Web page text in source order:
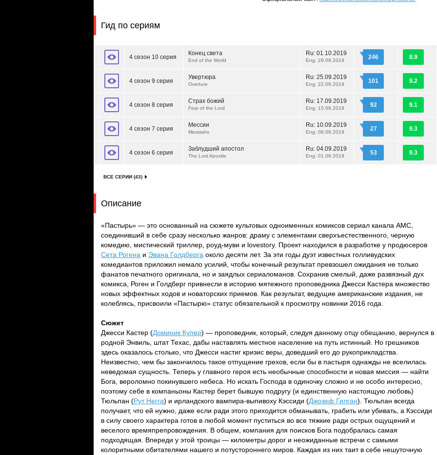
Гид по сериям
4 сезон 10 серия
Конец света
End of the World
Ru: 01.10.2019
Eng: 29.09.2019 246 8.9
4 сезон 9 серия
Увертюра
Overture
Ru: 25.09.2019
Eng: 22.09.2019 101 9.2
4 сезон 8 серия
Страх божий
Fear of the Lord
Ru: 17.09.2019
Eng: 15.09.2019 92 9.1
4 сезон 7 серия
Мессии
Messiahs
Ru: 10.09.2019
Eng: 08.09.2019 27 9.3
4 сезон 6 серия
Заблудший апостол
The Lost Apostle
Ru: 04.09.2019
Eng: 01.09.2019 53 9.3
ВСЕ СЕРИИ (43)
Описание
«Пастырь» — это основанный на сюжете культовых одноименных комиксов сериал канала AMC,
соединивший в себе сразу несколько жанров: драму с элементами сверхъестественного, черную
комедию, мистический триллер, роуд-муви и lovestory. Проект находился в разработке у продюсеров
Сета Рогена и Эвана Голдберга около десяти лет. За эти годы дуэт известных голливудских
комедиантов приложил немало усилий, чтобы конечный результат превзошел ожидания не только
фанатов печатного оригинала, но и заядлых сериаломанов. Сохранив смелый, даже развязный дух
комикса, Роген и Голдберг привнесли в историю мятежного проповедника Джесси Кастера множество
новых эффектных ходов и новаторских приемов. Как результат, ведущие американские издания, не
колеблясь, присвоили «Пастырю» статус обязательной к просмотру новинки 2016 года.
Сюжет
Джесси Кастер (Доминик Купер) — проповедник, который, следуя данному отцу обещанию, вернулся в
родной Энвиль, штат Техас, дабы наставлять местное население на путь истинный. Но грешников
здесь оказалось столько, что Джесси настиг кризис веры, доведший его до рукоприкладства.
Неизвестно, чем бы закончилось такое отпущение грехов, если бы в пастыря однажды не вселилась
неведомая сущность. Теперь у главного героя есть необычные способности и новая миссия — найти
Бога, вероломно покинувшего небеса. Но искать Господа в одиночку сложно и не особо интересно,
поэтому себе в компаньоны Кастер берет бывшую подругу (и единственную настоящую любовь)
Тюльпан (Рут Негга) и ирландского вампира-выпивоху Кэссиди (Джозеф Гилган). Тюльпан всегда
получает, что ей нужно, даже если ради этого приходится обманывать, грабить или убивать, а Кэссиди
в силу своего характера готов в любой момент пуститься во все тяжкие ради острых ощущений и
веселого времяпрепровождения. В общем, компания для поисков Бога подобралась самая
подходящая. Впереди у этой троицы — километры дорог и неожиданные встречи с самыми
колоритными обитателями нашего и потустороннего миров. Каждая из них таит в себе нешуточную